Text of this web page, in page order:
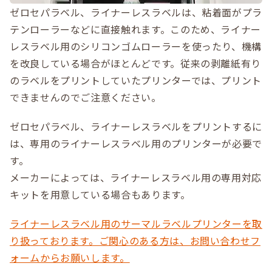
ゼロセパラベル、ライナーレスラベルは、粘着面がプラ
テンローラーなどに直接触れます。このため、ライナー
レスラベル用のシリコンゴムローラーを使ったり、機構
を改良している場合がほとんどです。従来の剥離紙有り
のラベルをプリントしていたプリンターでは、プリント
できませんのでご注意ください。
ゼロセパラベル、ライナーレスラベルをプリントするに
は、専用のライナーレスラベル用のプリンターが必要で
す。
メーカーによっては、ライナーレスラベル用の専用対応
キットを用意している場合もあります。
ライナーレスラベル用のサーマルラベルプリンターを取
り扱っております。ご関心のある方は、お問い合わせフ
ォームからお願いします。